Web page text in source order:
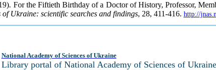
For the Fiftieth Birthday of a Doctor of History, Professor,
Ukraine: scientific searches and findings, 28, 411-416. http://
National Academy of Sciences of Ukraine
Library portal of National Academy of Sciences of